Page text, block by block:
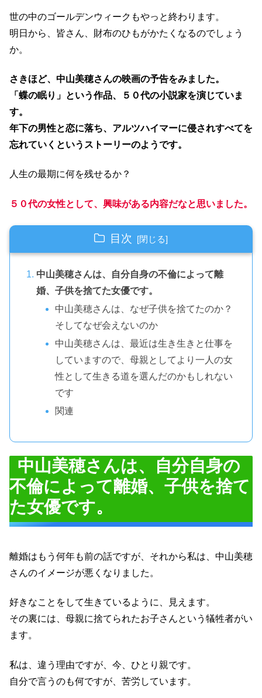
世の中のゴールデンウィークもやっと終わります。
明日から、皆さん、財布のひもがかたくなるのでしょう
か。
さきほど、中山美穂さんの映画の予告をみました。
「蝶の眠り」という作品、５０代の小説家を演じていま
す。
年下の男性と恋に落ち、アルツハイマーに侵されすべてを
忘れていくというストーリーのようです。
人生の最期に何を残せるか？
５０代の女性として、興味がある内容だなと思いました。
目次
中山美穂さんは、自分自身の不倫によって離
婚、子供を捨てた女優です。
中山美穂さんは、なぜ子供を捨てたのか？
そしてなぜ会えないのか
中山美穂さんは、最近は生き生きと仕事を
していますので、母親としてより一人の女
性として生きる道を選んだのかもしれない
です
関連
中山美穂さんは、自分自身の
不倫によって離婚、子供を捨て
た女優です。
離婚はもう何年も前の話ですが、それから私は、中山美穂
さんのイメージが悪くなりました。
好きなことをして生きているように、見えます。
その裏には、母親に捨てられたお子さんという犠牲者がい
ます。
私は、違う理由ですが、今、ひとり親です。
自分で言うのも何ですが、苦労しています。